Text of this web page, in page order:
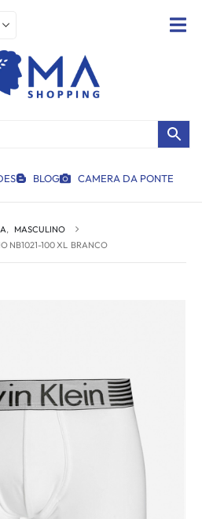
BLOG CAMERA DA PONTE
, MASCULINO
NB1021-100 XL  BRANCO